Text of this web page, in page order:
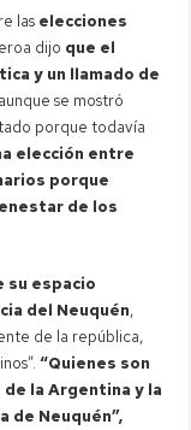
las elecciones
dijo que el
y un llamado de
se mostró
porque todavía
elección entre
porque
de los
su espacio
del Neuquén,
de la república,
“Quienes son
la Argentina y la
de Neuquén”,